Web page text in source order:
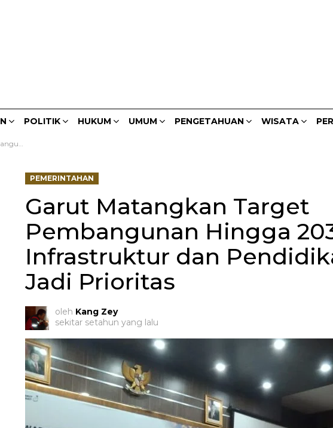
POLITIK HUKUM UMUM PENGETAHUAN WISATA
Prioritas
PEMERINTAHAN
Garut Matangkan Target
Pembangunan Hingga
Infrastruktur dan
Jadi Prioritas
oleh Kang Zey
sekitar setahun yang lalu